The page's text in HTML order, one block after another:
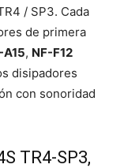
/ SP3. Cada
de primera
A15, NF-F12
disipadores
con sonoridad
TR4-SP3,